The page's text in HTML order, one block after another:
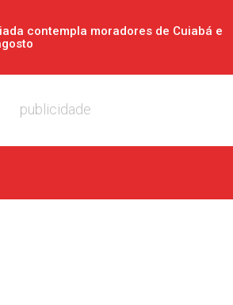
contempla moradores de Cuiabá e
publicidade